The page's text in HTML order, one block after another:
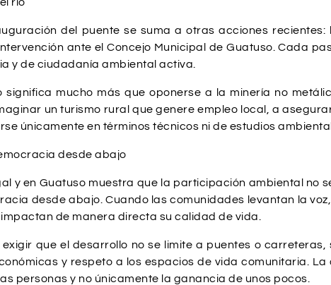
del puente se suma a otras acciones
ante el Concejo Municipal de Guatuso. Cada
y de ciudadanía ambiental activa.
significa mucho más que oponerse a la minería no
un turismo rural que genere empleo local, a
únicamente en términos técnicos ni de estudios
desde abajo
y en Guatuso muestra que la participación ambiental
desde abajo. Cuando las comunidades levantan la
de manera directa su calidad de vida.
que el desarrollo no se limite a puentes o
y respeto a los espacios de vida comunitaria.
personas y no únicamente la ganancia de unos pocos.